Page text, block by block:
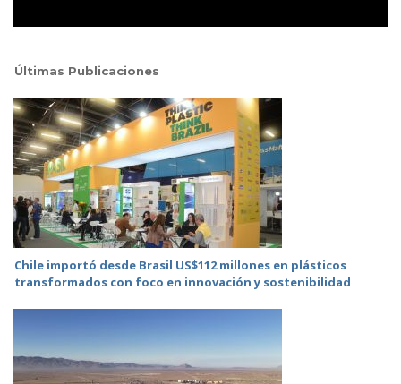
Últimas Publicaciones
Chile importó desde Brasil US$112 millones en plásticos
transformados con foco en innovación y sostenibilidad